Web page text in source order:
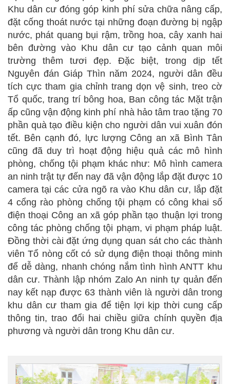
Khu dân cư đóng góp kinh phí sửa chữa nâng cấp,
đặt cống thoát nước tại những đoạn đường bị ngập
nước, phát quang bụi rậm, trồng hoa, cây xanh hai
bên đường vào Khu dân cư tạo cảnh quan môi
trường thêm tươi đẹp. Đặc biệt, trong dịp tết
Nguyên đán Giáp Thìn năm 2024, người dân đều
tích cực tham gia chỉnh trang dọn vệ sinh, treo cờ
Tổ quốc, trang trí bông hoa, Ban công tác Mặt trận
ấp cũng vận động kinh phí nhà hảo tâm trao tặng 70
phần quà tạo điều kiện cho người dân vui xuân đón
tết. Bên cạnh đó, lực lượng Công an xã Bình Tân
cũng đã duy trì hoạt động hiệu quả các mô hình
phòng, chống tội phạm khác như: Mô hình camera
an ninh trật tự đến nay đã vận động lắp đặt được 10
camera tại các cửa ngõ ra vào Khu dân cư, lắp đặt
4 cổng rào phòng chống tội phạm có công khai số
điện thoại Công an xã góp phần tạo thuận lợi trong
công tác phòng chống tội phạm, vi phạm pháp luật.
Đồng thời cài đặt ứng dụng quan sát cho các thành
viên Tổ nòng cốt có sử dụng điện thoại thông minh
để dễ dàng, nhanh chóng nắm tình hình ANTT khu
dân cư. Thành lập nhóm Zalo An ninh tự quản đến
nay kết nạp được 63 thành viên là người dân trong
khu dân cư tham gia để tiện lợi kịp thời cung cấp
thông tin, trao đổi hai chiều giữa chính quyền địa
phương và người dân trong Khu dân cư.